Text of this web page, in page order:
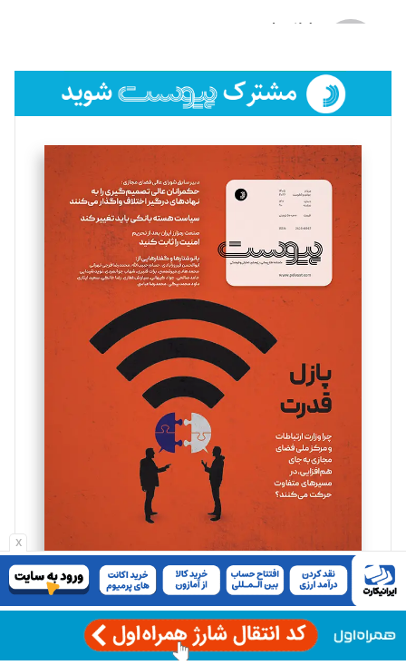
x
لیلا حنارود
فائزه فتحی رستمی
تحریریه
سروش کرمیان
تحریریه
مینا پاکدل
یسنا امان‌پور
تحریریه
ملینا جعفری
تحریریه
مصطفی مسجدی آرانی
تحریریه
بابک نقاش
تحریریه
اشتراک پیوست